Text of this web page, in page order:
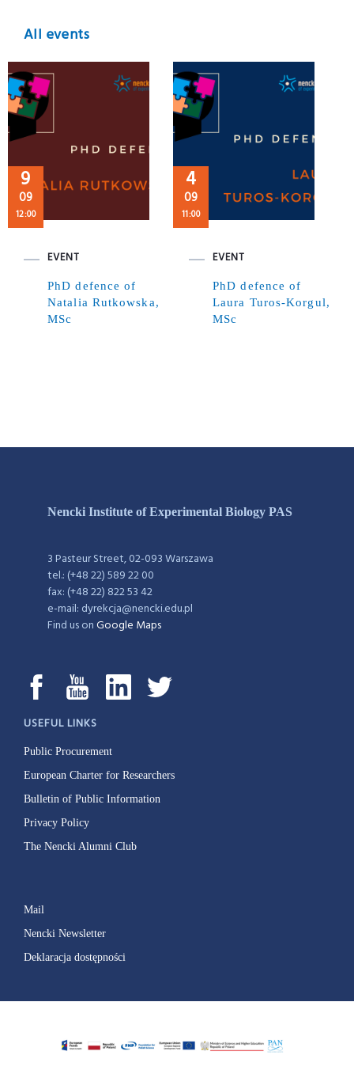
All events
9
09
12:00
EVENT
PhD defence of
Natalia Rutkowska,
MSc
4
09
11:00
EVENT
PhD defence of
Laura Turos-Korgul,
MSc
Nencki Institute of Experimental Biology PAS
3 Pasteur Street, 02-093 Warszawa
tel.: (+48 22) 589 22 00
fax: (+48 22) 822 53 42
e-mail: dyrekcja@nencki.edu.pl
Find us onGoogle Maps
USEFUL LINKS
Public Procurement
European Charter for Researchers
Bulletin of Public Information
Privacy Policy
The Nencki Alumni Club
Mail
Nencki Newsletter
Deklaracja dostępności